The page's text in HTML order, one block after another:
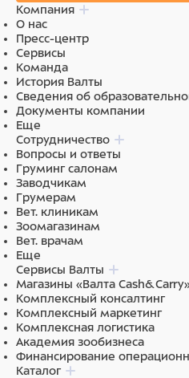
Материал -
наполнителем.
Компания
О нас
Пресс-центр
Сервисы
Команда
История Валты
Сведения об
Документы компании
Еще
Сотрудничество
Вопросы и ответы
Груминг салонам
Заводчикам
Грумерам
Вет. клиникам
Зоомагазинам
Вет. врачам
Еще
Сервисы Валты
Магазины «Валта
Комплексный консалтинг
Комплексный маркетинг
Комплексная логистика
Академия зообизнеса
Финансирование
Каталог